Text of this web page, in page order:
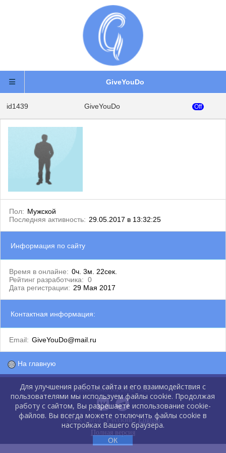
GiveYouDo
id1439 GiveYouDo Off
Пол: Мужской
Последняя активность: 29.05.2017 в 13:32:25
Информация по сайту
Время в онлайне: 0ч. 3м. 22сек.
Рейтинг разработчика: 0
Дата регистрации: 29 Мая 2017
Контактная информация:
Email: GiveYouDo@mail.ru
На главную
GlobalCMS.Ru 2012-2026
Язык сайта :Русский| English
Полная версия
Для улучшения работы сайта и его взаимодействия с
пользователями мы используем файлы cookie. Продолжая
работу с сайтом, Вы разрешаете использование cookie-
файлов. Вы всегда можете отключить файлы cookie в
настройках Вашего браузера.
ОК